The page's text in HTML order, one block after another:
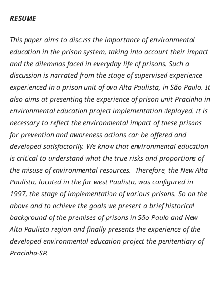
RESUME
This paper aims to discuss the importance of environmental
education in the prison system, taking into account their impact
and the dilemmas faced in everyday life of prisons. Such a
discussion is narrated from the stage of supervised experience
experienced in a prison unit of ova Alta Paulista, in São Paulo. It
also aims at presenting the experience of prison unit Pracinha in
Environmental Education project implementation deployed. It is
necessary to reflect the environmental impact of these prisons
for prevention and awareness actions can be offered and
developed satisfactorily. We know that environmental education
is critical to understand what the true risks and proportions of
the misuse of environmental resources. Therefore, the New Alta
Paulista, located in the far west Paulista, was configured in
1997, the stage of implementation of various prisons. So on the
above and to achieve the goals we present a brief historical
background of the premises of prisons in São Paulo and New
Alta Paulista region and finally presents the experience of the
developed environmental education project the penitentiary of
Pracinha-SP.